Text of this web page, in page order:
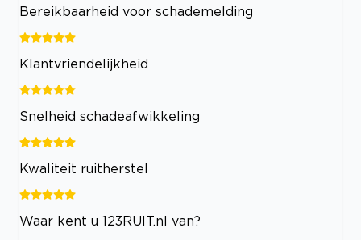
Bereikbaarheid voor schademelding
Klantvriendelijkheid
Snelheid schadeafwikkeling
Kwaliteit ruitherstel
Waar kent u 123RUIT.nl van?